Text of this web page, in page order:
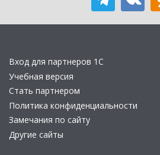
Вход для партнеров 1С
Учебная версия
Стать партнером
Политика конфиденциальности
Замечания по сайту
Другие сайты